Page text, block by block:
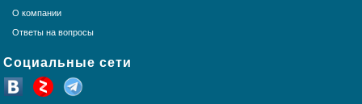
О компании
Ответы на вопросы
Социальные сети